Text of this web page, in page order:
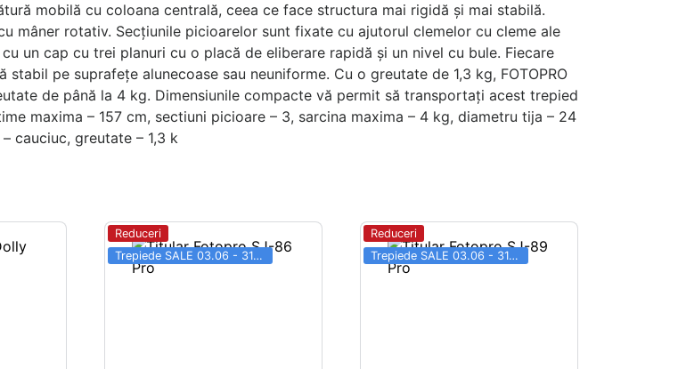
mobilă cu coloana centrală, ceea ce face structura mai rigidă și mai stabilă.
mâner rotativ. Secțiunile picioarelor sunt fixate cu ajutorul clemelor cu cleme ale
un cap cu trei planuri cu o placă de eliberare rapidă și un nivel cu bule. Fiecare
pe suprafețe alunecoase sau neuniforme. Cu o greutate de 1,3 kg, FOTOPRO
de până la 4 kg. Dimensiunile compacte vă permit să transportați acest trepied
maxima – 157 cm, sectiuni picioare – 3, sarcina maxima – 4 kg, diametru tija – 24
cauciuc, greutate – 1,3 k
Reduceri
Trepiede SALE 03.06 - 31.08
Reduceri
Trepiede SALE 03.06 - 31.08